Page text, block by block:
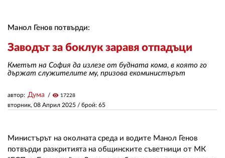
Манол Генов потвърди:
Заводът за боклук заравя отпадъци
Кметът на София да излезе от будната кома, в която го
държат служителите му, призова екоминистърът
вторник, 08 Април 2025 / брой: 65
автор: Дума visibility 17228
Министърът на околната среда и водите Манол Генов
потвърди разкритията на общинските съветници от МК
ЗА НАС
РЕДАКЦИЯ
РЕКЛАМА